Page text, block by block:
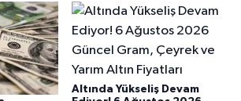
Altında Yükseliş Devam